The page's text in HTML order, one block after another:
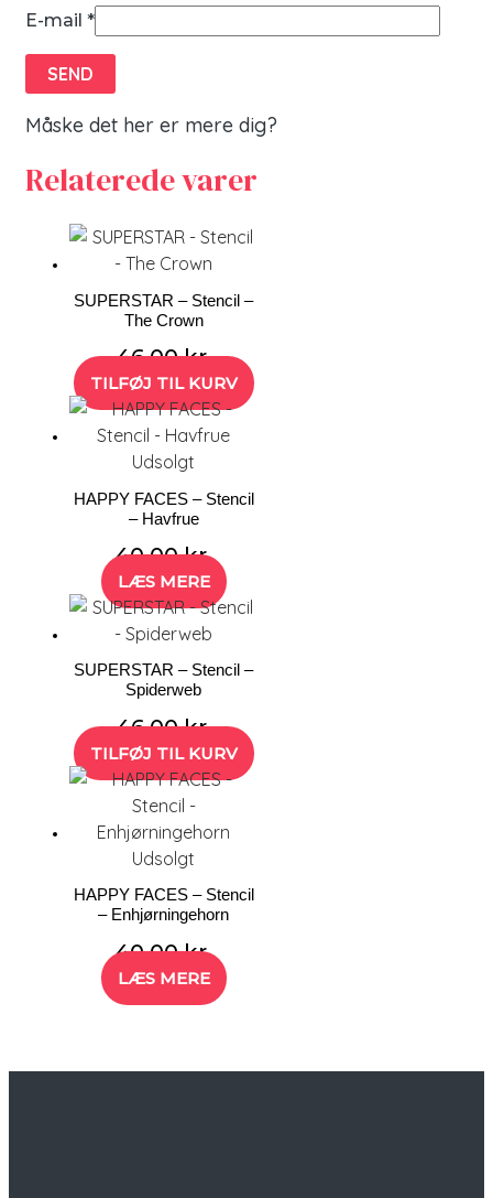
E-mail *
Måske det her er mere dig?
Relaterede varer
SUPERSTAR – Stencil –
The Crown
46,00kr.
TILFØJ TIL KURV
Udsolgt
HAPPY FACES – Stencil
– Havfrue
40,00kr.
LÆS MERE
SUPERSTAR – Stencil –
Spiderweb
46,00kr.
TILFØJ TIL KURV
Udsolgt
HAPPY FACES – Stencil
– Enhjørningehorn
40,00kr.
LÆS MERE